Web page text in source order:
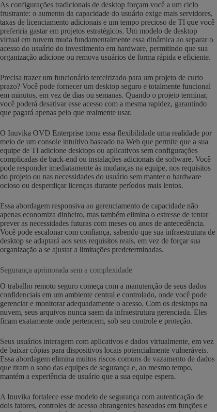
As configurações tradicionais de desktop forçam você a um ciclo
frustrante: o aumento da capacidade do usuário exige mais servidores,
taxas de licenciamento adicionais e um tempo precioso de TI que você
preferiria gastar em projetos estratégicos. Um modelo de desktop
virtual em nuvem muda fundamentalmente essa dinâmica ao separar o
acesso do usuário do investimento em hardware, permitindo que sua
organização adicione ou remova usuários de forma rápida e eficiente.
Precisa trazer um funcionário terceirizado para um projeto de curto
prazo? Você pode fornecer um desktop seguro e totalmente funcional
em minutos, em vez de dias ou semanas. Quando o projeto terminar,
você poderá desativar esse acesso com a mesma rapidez, garantindo
que pagará apenas pelo que realmente usar.
O Inuvika OVD Enterprise torna essa flexibilidade uma realidade por
meio de um console intuitivo baseado na Web que permite que a sua
equipe de TI adicione desktops ou aplicativos sem configurações
complicadas de back-end ou instalações adicionais de software. Você
pode responder imediatamente às mudanças na equipe, nos requisitos
do projeto ou nas necessidades do usuário sem manter o hardware
ocioso ou desperdiçar licenças durante períodos mais lentos.
Essa abordagem responsiva ao gerenciamento de capacidade não
apenas economiza dinheiro, mas também elimina o estresse de tentar
prever as necessidades futuras com meses ou anos de antecedência.
Você pode escalonar com confiança, sabendo que sua infraestrutura de
desktop se adaptará aos seus requisitos reais, em vez de forçar sua
organização a se ajustar a limitações predeterminadas.
Segurança aprimorada sem a complexidade
O trabalho remoto seguro começa com a manutenção de seus dados
confidenciais em um ambiente central e controlado, onde você pode
gerenciar e monitorar adequadamente o acesso. Com os desktops na
nuvem, seus arquivos nunca saem da infraestrutura gerenciada. Eles
ficam exatamente onde pertencem, sob seu controle e proteção.
Seus usuários interagem com aplicativos e dados virtualmente, em vez
de baixar cópias para dispositivos locais potencialmente vulneráveis.
Essa abordagem elimina muitos riscos comuns de vazamento de dados
que tiram o sono das equipes de segurança e, ao mesmo tempo,
mantém a experiência de usuário que a sua equipe espera.
A Inuvika fortalece esse modelo de segurança com autenticação de
dois fatores, controles de acesso abrangentes baseados em funções e